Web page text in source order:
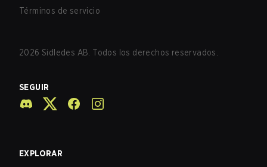
Términos de servicio
2026 Sidledes AB. Todos los derechos reservados.
SEGUIR
EXPLORAR